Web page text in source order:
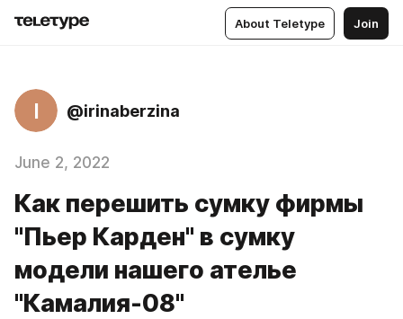
About Teletype Join
I @irinaberzina
June 2, 2022
Как перешить сумку фирмы
"Пьер Карден" в сумку
модели нашего ателье
"Камалия-08"